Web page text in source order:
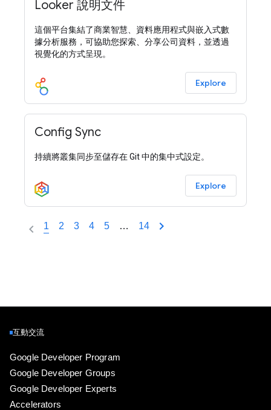
Looker 說明文件
這個平台集結了商業智慧、資料應用程式與嵌入式數
據分析服務，可協助您探索、分享公司資料，並透過
視覺化的方式呈現。
Explore
Config Sync
持續將叢集同步至儲存在 Git 中的集中式設定。
Explore
1 2 3 4 5 … 14
互動交流
Google Developer Program
Google Developer Groups
Google Developer Experts
Accelerators